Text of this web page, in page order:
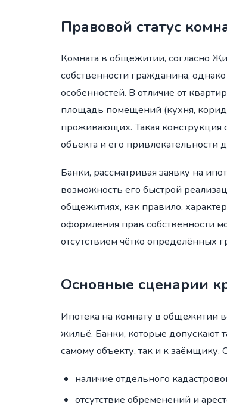
Правовой статус
Комната в общежитии, согласно
собственности гражданина,
особенностей. В отличие от
площадь помещений (кухня,
проживающих. Такая конструкция
объекта и его привлекательности
Банки, рассматривая заявку на
возможность его быстрой
общежитиях, как правило,
оформления прав собственности
отсутствием чётко определённых
Основные сценарии
Ипотека на комнату в общежитии
жильё. Банки, которые допускают
самому объекту, так и к
наличие отдельного
отсутствие обременений и